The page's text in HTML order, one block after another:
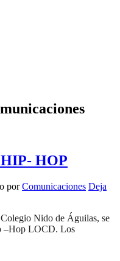
HOP
porComunicaciones Deja
Nido de Águilas, se
–Hop LOCD. Los